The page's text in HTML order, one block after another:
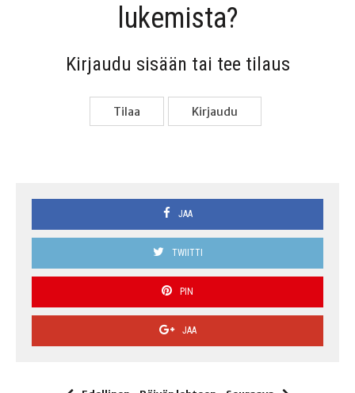
lukemista?
Kir­jau­du sisään tai tee tilaus
Tilaa Kir­jau­du
JAA
TWIITTI
PIN
JAA